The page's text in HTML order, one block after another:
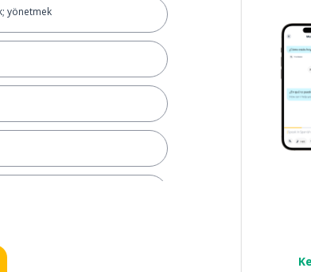
yönetmek